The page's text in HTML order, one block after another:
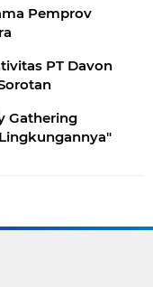
Pemprov
PT Davon
Gathering